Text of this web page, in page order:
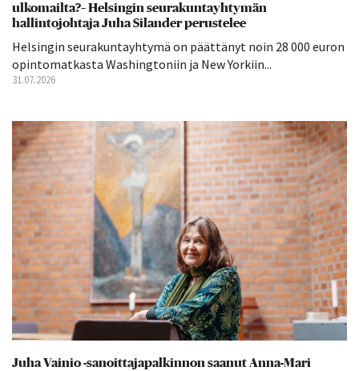
ulkomailta?– Helsingin seurakuntayhtymän
hallintojohtaja Juha Silander perustelee
Helsingin seurakuntayhtymä on päättänyt noin 28 000 euron
opintomatkasta Washingtoniin ja New Yorkiin...
31.07.2026
Juha Vainio -sanoittajapalkinnon saanut Anna-Mari